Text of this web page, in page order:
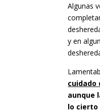
Algunas
y en
cuidado
aunque
lo cierto